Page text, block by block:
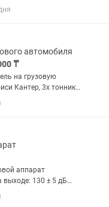
делать
автомобиля
₸
на грузовую
Кантер, 3х тонник
Без
аппарат
выходе: 130 ± 5 дБ
усиления
Искажение